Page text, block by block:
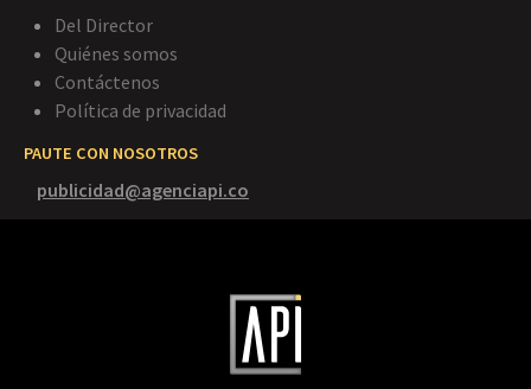
Del Director
Quiénes somos
Contáctenos
Política de privacidad
PAUTE CON NOSOTROS
publicidad@agenciapi.co